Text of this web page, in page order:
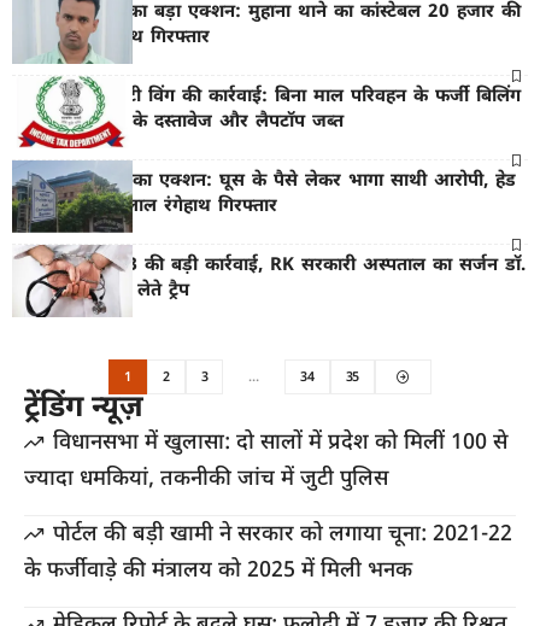
जयपुर में ACB का बड़ा एक्शन: मुहाना थाने का कांस्टेबल 20 हजार की
रिश्वत लेते रंगे हाथ गिरफ्तार
राजस्थान जीएसटी विंग की कार्रवाई: बिना माल परिवहन के फर्जी बिलिंग
करने वाली फर्मों के दस्तावेज और लैपटॉप जब्त
ब्यावर में एसीबी का एक्शन: घूस के पैसे लेकर भागा साथी आरोपी, हेड
कांस्टेबल और दलाल रंगेहाथ गिरफ्तार
राजसमंद में ACB की बड़ी कार्रवाई, RK सरकारी अस्पताल का सर्जन डॉ.
पंकज जैन रिश्वत लेते ट्रैप
1 2 3 … 34 35
ट्रेंडिंग न्यूज़
विधानसभा में खुलासा: दो सालों में प्रदेश को मिलीं 100 से
ज्यादा धमकियां, तकनीकी जांच में जुटी पुलिस
पोर्टल की बड़ी खामी ने सरकार को लगाया चूना: 2021-22
के फर्जीवाड़े की मंत्रालय को 2025 में मिली भनक